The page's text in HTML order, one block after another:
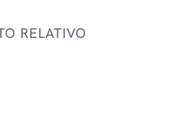
RELATIVO